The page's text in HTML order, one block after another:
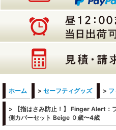
ホーム > セーフティグッズ > フ
>
【指はさみ防止！】 Finger Alert
側カバーセット Beige ０歳〜4歳